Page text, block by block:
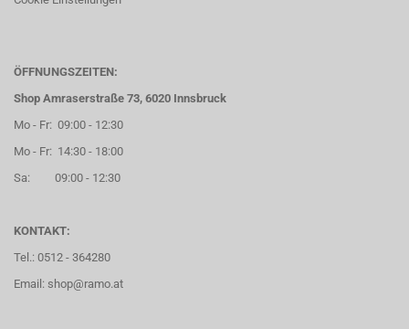
ÖFFNUNGSZEITEN:
Shop Amraserstraße 73, 6020 Innsbruck
Mo - Fr: 09:00 - 12:30
Mo - Fr: 14:30 - 18:00
Sa: 09:00 - 12:30
KONTAKT:
Tel.: 0512 - 364280
Email: shop@ramo.at